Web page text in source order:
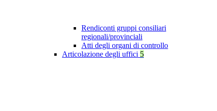
Rendiconti gruppi consiliari
regionali/provinciali
Atti degli organi di controllo
Articolazione degli uffici 5